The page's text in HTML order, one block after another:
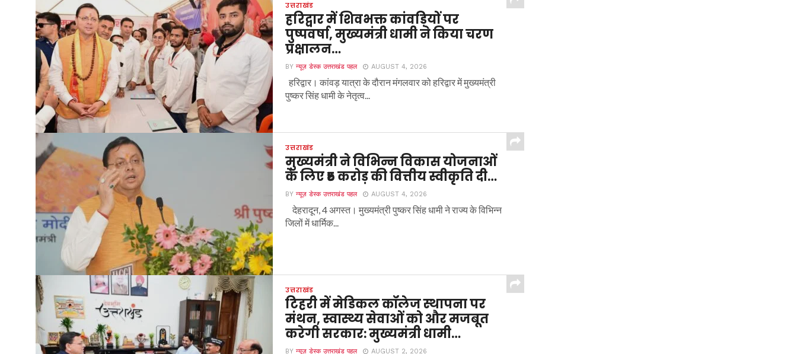
उत्तराखंड
हरिद्वार में शिवभक्त कांवड़ियों पर
पुष्पवर्षा, मुख्यमंत्री धामी ने किया चरण
प्रक्षालन…
BYन्यूज़ डेस्क उत्तराखंड पहल AUGUST 4, 2026
हरिद्वार। कांवड़ यात्रा के दौरान मंगलवार को हरिद्वार में मुख्यमंत्री
पुष्कर सिंह धामी के नेतृत्व...
उत्तराखंड
मुख्यमंत्री ने विभिन्न विकास योजनाओं
के लिए ₹5 करोड़ की वित्तीय स्वीकृति दी…
BYन्यूज़ डेस्क उत्तराखंड पहल AUGUST 4, 2026
देहरादून, 4 अगस्त। मुख्यमंत्री पुष्कर सिंह धामी ने राज्य के विभिन्न
जिलों में धार्मिक...
उत्तराखंड
टिहरी में मेडिकल कॉलेज स्थापना पर
मंथन, स्वास्थ्य सेवाओं को और मजबूत
करेगी सरकार: मुख्यमंत्री धामी…
BYन्यूज़ डेस्क उत्तराखंड पहल AUGUST 2, 2026